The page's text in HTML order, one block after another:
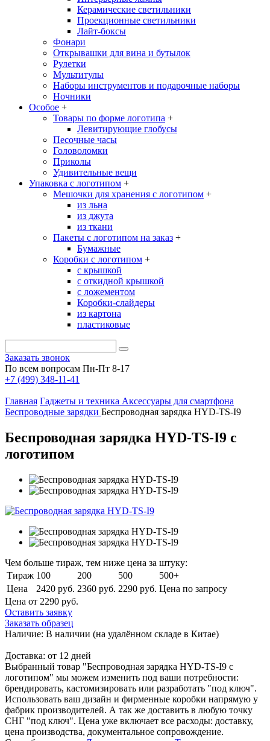
Керамические светильники
Проекционные светильники
Лайт-боксы
Фонари
Открывашки для вина и бутылок
Рулетки
Мультитулы
Наборы инструментов и подарочные наборы
Ночники
Особое +
Товары по форме логотипа +
Левитирующие глобусы
Песочные часы
Головоломки
Приколы
Удивительные вещи
Упаковка с логотипом +
Мешочки для хранения с логотипом +
из льна
из джута
из ткани
Пакеты с логотипом на заказ +
Бумажные
Коробки с логотипом +
с крышкой
с откидной крышкой
с ложементом
Коробки-слайдеры
из картона
пластиковые
Заказать звонок
По всем вопросам Пн-Пт 8-17
+7 (499) 348-11-41
Главная Гаджеты и техника Аксессуары для смартфона
Беспроводные зарядки Беспроводная зарядка HYD-TS-I9
Беспроводная зарядка HYD-TS-I9 с
логотипом
Чем больше тираж, тем ниже цена за штуку:
Тираж 100 200 500
500+
Цена
2420 руб. 2360 руб. 2290 руб. Цена по запросу
Цена от 2290 руб.
Оставить заявку
Заказать образец
Наличие: В наличии (на удалённом складе в Китае)
Доставка: от 12 дней
Выбранный товар "Беспроводная зарядка HYD-TS-I9 с
логотипом" мы можем изменить под ваши потребности:
брендировать, кастомизировать или разработать "под ключ".
Использовать ваш дизайн и фирменные коробки напрямую у
фабрик производителей. А так же доставить в любую точку
СНГ "под ключ". Цена уже включает все расходы: доставку,
цена производства, документальное сопровождение.